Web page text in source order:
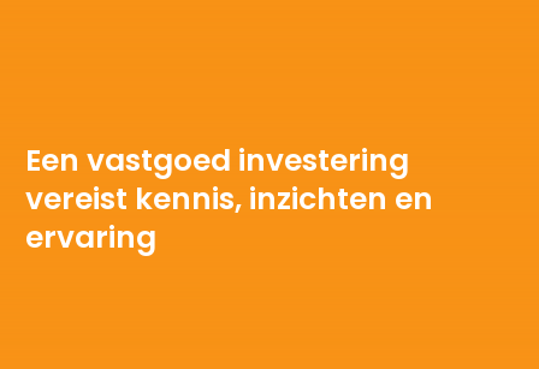
Een vastgoed investering
vereist kennis, inzichten en
ervaring